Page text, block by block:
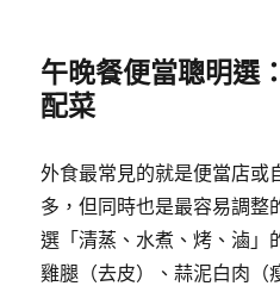
午晚餐便當聰明選
配菜
外食最常見的就是便當店或
多，但同時也是最容易調整
選「清蒸、水煮、烤、滷」
雞腿（去皮）、蒜泥白肉（